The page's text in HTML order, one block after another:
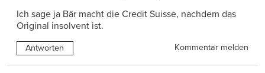
Ich sage ja Bär macht die Credit Suisse, nachdem das
Original insolvent ist.
Antworten Kommentar melden